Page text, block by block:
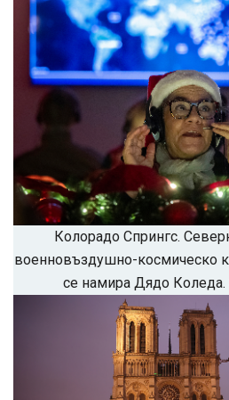
профила
Колорадо Спрингс.
военновъздушно-космическо
се намира Дядо